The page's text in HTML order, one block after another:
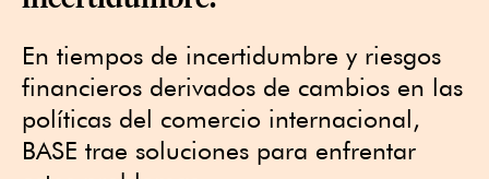
En tiempos de incertidumbre y riesgos
financieros derivados de cambios en las
políticas del comercio internacional,
BASE trae soluciones para enfrentar